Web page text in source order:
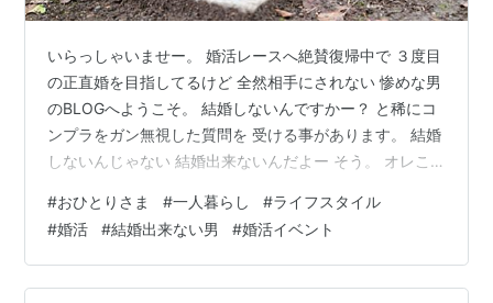
いらっしゃいませー。 婚活レースへ絶賛復帰中で ３度目
の正直婚を目指してるけど 全然相手にされない 惨めな男
のBLOGへようこそ。 結婚しないんですかー？ と稀にコ
ンプラをガン無視した質問を 受ける事があります。 結婚
しないんじゃない 結婚出来ないんだよー そう。 オレこ
ー。 同年代の独身女性の中には、 結婚をしたくないとか
１人が良いって 考えの人も結構いると思うんですよ。 ま
ぁ、一人って気楽ですからね。 でも、 考えなおしてくれ
ー さて、そろそろ夏季休暇が近く もう頭は休みモードに
#おひとりさま #一人暮らし #ライフスタイル
#婚活 #結婚出来ない男 #婚活イベント